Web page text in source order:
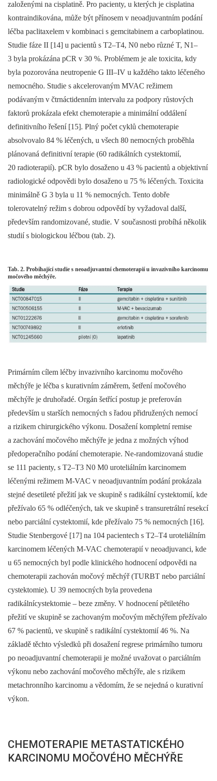
založenými na cispla­tině. Pro pacienty, u kterých je cisplatina
kontraindikována, může být přínosem v neoadjuvantním podání
léčba paclita­xelem v kombinaci s gemcitabinem a carboplatinou.
Studie fáze II [14] u pacientů s T2–T4, N0 nebo různé T, N1–
3 byla prokázána pCR v 30 %. Problémem je ale toxicita, kdy
byla pozorována neutropenie G III–IV u každého takto léčeného
nemocného. Studie s akcelerovaným MVAC režimem
podávaným v čtrnáctidenním intervalu za podpory růstových
faktorů prokázala efekt chemoterapie a minimální oddálení
definitivního řešení [15]. Plný počet cyklů chemoterapie
absolvovalo 84 % léčených, u všech 80 nemocných proběhla
plánovaná definitivní terapie (60 radikálních cystektomií,
20 radiote­ra­pií). pCR bylo dosaženo u 43 % pacientů a objektivní
radiologické odpovědi bylo dosaženo u 75 % léčených. Toxicita
mini­málně G 3 byla u 11 % nemocných. Tento dobře
tolerovatelný režim s dobrou od­po­vědí by vyžadoval další,
především rando­mizované, studie. V současnosti probíhá několik
studií s biologickou léčbou (tab. 2).
Tab. 2. Probíhající studie s neoadjuvantní chemoterapií u invazivního karcinomu
močového měchýře.
Primárním cílem léčby invazivního karcinomu močového
měchýře je léčba s kurativním záměrem, šetření močového
měchýře je druhořadé. Orgán šetřící po­stup je preferován
především u starších nemocných s řadou přidružených nemocí
a rizikem chirurgického výkonu. Dosažení kompletní remise
a zachování močového měchýře je jedna z možných výhod
předoperačního podání chemoterapie. Ne-ran­do­mizovaná studie
se 111 pacienty, s T2–T3 N0 M0 uroteliálním karcinomem
léčenými režimem M-VAC v neoadjuvantním podání prokázala
stejné desetileté přežití jak ve skupině s radikální cystektomií, kde
přežívalo 65 % odléčených, tak ve skupině s transuretrální resekcí
nebo parciální cystektomií, kde přežívalo 75 % ne­mocných [16].
Studie Stenbergové [17] na 104 pacientech s T2–T4 uroteliálním
karcinomem léčených M-VAC chemoterapií v neoadjuvanci, kde
u 65 nemocných byl podle klinického hodnocení odpovědi na
chemoterapii zachován močový měchýř (TURBT nebo parciální
cystektomie). U 39 nemocných byla provedena
radikálnícystektomie –⁠ beze změny. V hodnocení pětiletého
přežití ve skupině se zacho­vaným močovým měchýřem přežívalo
67 % pacientů, ve skupině s radikální cystektomií 46 %. Na
základě těchto výsledků při dosažení regrese primárního tumoru
po neoadjuvantní chemoterapii je možné uvažovat o parciálním
výkonu nebo za­chování močového měchýře, ale s rizikem
metachronního karcinomu a vědomím, že se nejedná o kurativní
výkon.
CHEMOTERAPIE METASTATICKÉHO
KARCINOMU MOČOVÉHO MĚCHÝŘE